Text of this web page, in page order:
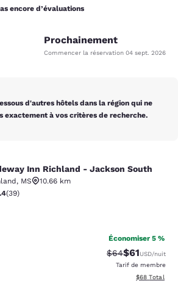
d’évaluations
encore d’évaluations
Prochainement
Commencer la réservation 04 sept. 2026
d'autres hôtels dans la région qui ne
exactement à vos critères de recherche.
Richland - Jackson
Inn Richland - Jackson South
, MS
10.66 km
étoiles. Bien. 39 commentaires
(39)
Économiser 5 %
Tarif barré :
$64Tarif réduit :
$61USD/nuit
Tarif de membre
Afficher les
$68 Total